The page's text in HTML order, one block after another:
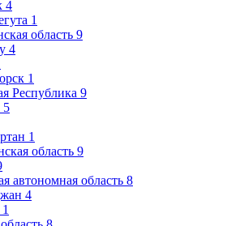
4
1
область 9
4
1
Республика 9
5
1
область 9
автономная область 8
4
1